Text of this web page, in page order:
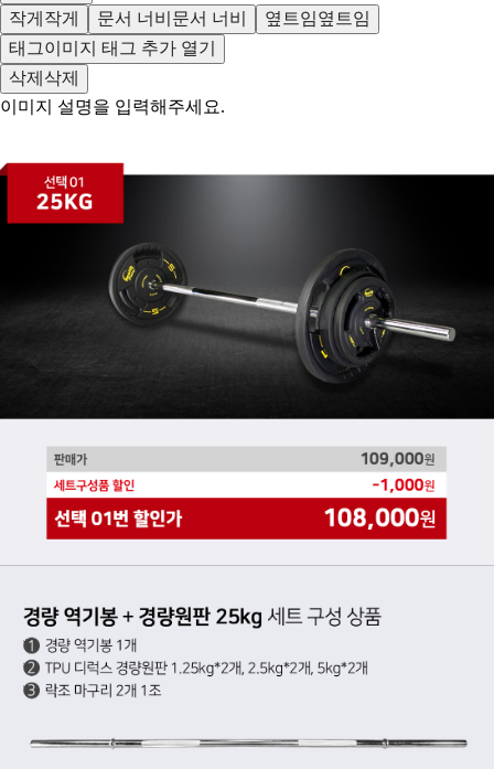
작게 작게 문서 너비 문서 너비 옆트임옆트임
태그이미지 태그 추가 열기
삭제 삭제
이미지 설명을 입력해주세요.